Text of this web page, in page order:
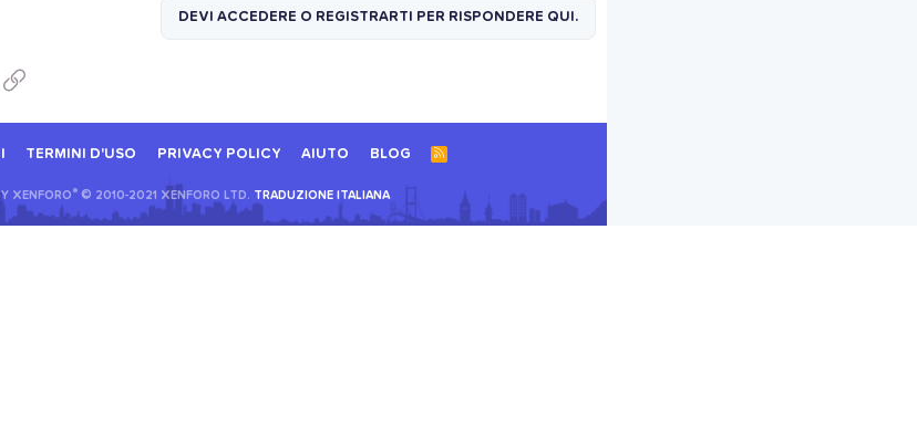
DEVI ACCEDERE O REGISTRARTI PER RISPONDERE QUI.
TERMINI D'USO PRIVACY POLICY AIUTO BLOG
R
XENFORO ® © 2010-2021 XENFORO LTD. TRADUZIONE ITALIANA